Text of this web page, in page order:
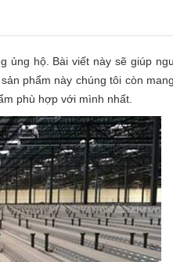
ủng hộ. Bài viết này sẽ giúp
phẩm này chúng tôi còn
phù hợp với mình nhất.